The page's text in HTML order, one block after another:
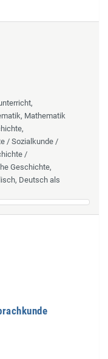
Mathematik
/ Sozialkunde /
/
Geschichte,
Deutsch als